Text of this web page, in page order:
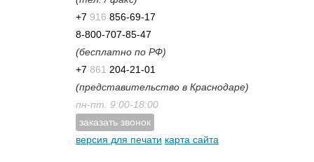
+7 916 856-69-17
8-800-707-85-47
(бесплатно по РФ)
+7 861 204-21-01
(представительство в Краснодаре)
пн-пт. 9:00-18:00
заказать звонок
версия для печати карта сайта